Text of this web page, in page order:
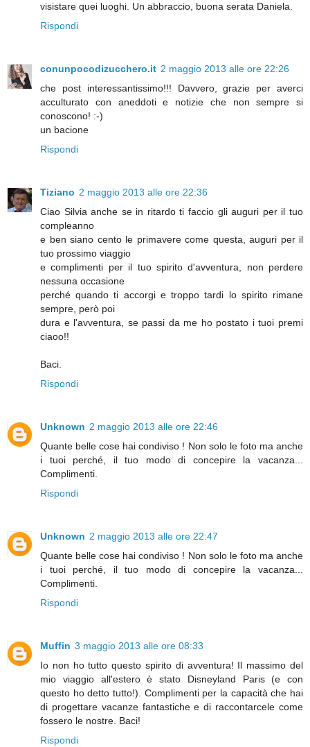
visistare quei luoghi. Un abbraccio, buona serata Daniela.
Rispondi
conunpocodizucchero.it 2 maggio 2013 alle ore 22:26
che post interessantissimo!!! Davvero, grazie per averci
acculturato con aneddoti e notizie che non sempre si
conoscono! :-)
un bacione
Rispondi
Tiziano 2 maggio 2013 alle ore 22:36
Ciao Silvia anche se in ritardo ti faccio gli auguri per il tuo
compleanno
e ben siano cento le primavere come questa, auguri per il
tuo prossimo viaggio
e complimenti per il tuo spirito d'avventura, non perdere
nessuna occasione
perché quando ti accorgi e troppo tardi lo spirito rimane
sempre, però poi
dura e l'avventura, se passi da me ho postato i tuoi premi
ciaoo!!
Baci.
Rispondi
Unknown 2 maggio 2013 alle ore 22:46
Quante belle cose hai condiviso ! Non solo le foto ma anche
i tuoi perché, il tuo modo di concepire la vacanza...
Complimenti.
Rispondi
Unknown 2 maggio 2013 alle ore 22:47
Quante belle cose hai condiviso ! Non solo le foto ma anche
i tuoi perché, il tuo modo di concepire la vacanza...
Complimenti.
Rispondi
Muffin 3 maggio 2013 alle ore 08:33
Io non ho tutto questo spirito di avventura! Il massimo del
mio viaggio all'estero è stato Disneyland Paris (e con
questo ho detto tutto!). Complimenti per la capacità che hai
di progettare vacanze fantastiche e di raccontarcele come
fossero le nostre. Baci!
Rispondi